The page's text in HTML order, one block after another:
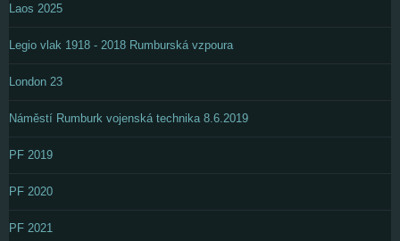
Laos 2025
Legio vlak 1918 - 2018 Rumburská vzpoura
London 23
Náměstí Rumburk vojenská technika 8.6.2019
PF 2019
PF 2020
PF 2021